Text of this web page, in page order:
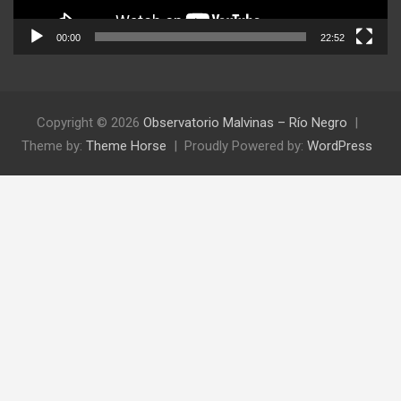
00:00 22:52
Copyright © 2026 Observatorio Malvinas – Río Negro
Theme by: Theme Horse Proudly Powered by: WordPress